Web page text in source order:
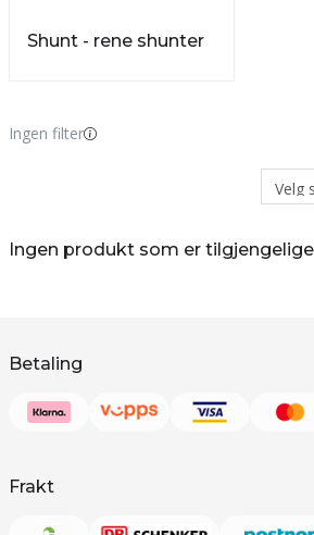
Shunt - rene shunter
Ingen filter
Ingen produkt som er
Betaling
Frakt